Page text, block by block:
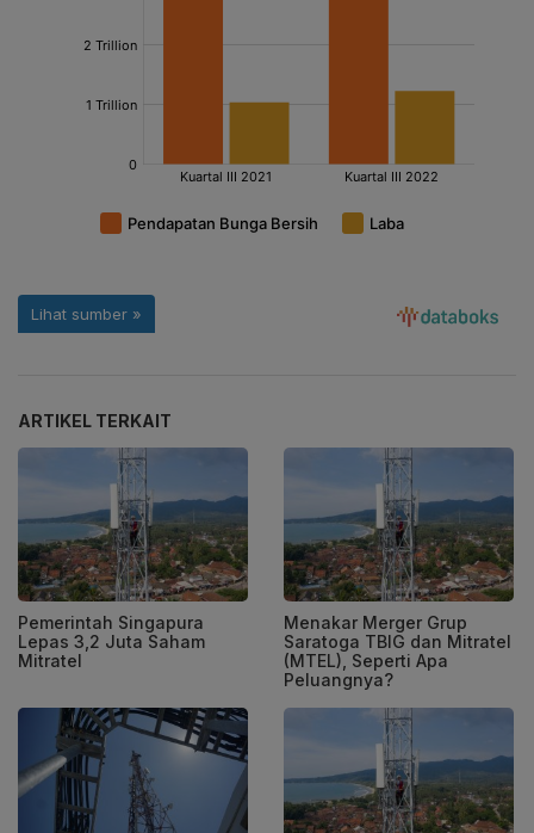
ARTIKEL TERKAIT
Pemerintah Singapura
Lepas 3,2 Juta Saham
Mitratel
Menakar Merger Grup
Saratoga TBIG dan Mitratel
(MTEL), Seperti Apa
Peluangnya?